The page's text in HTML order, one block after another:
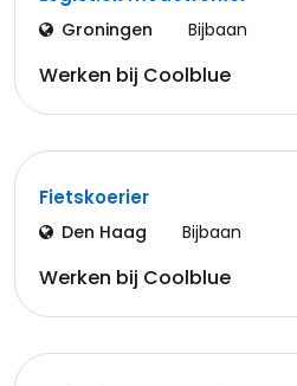
Groningen Bijbaan
Werken bij Coolblue
Fietskoerier
Den Haag Bijbaan
Werken bij Coolblue